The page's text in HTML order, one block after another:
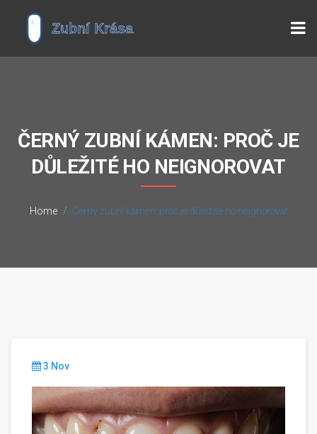
ČERNÝ ZUBNÍ KÁMEN: PROČ JE
DŮLEŽITÉ HO NEIGNOROVAT
Home Černý zubní kámen: proč je důležité ho neignorovat
3 Nov